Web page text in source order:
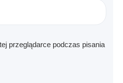
przeglądarce podczas pisania